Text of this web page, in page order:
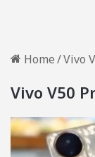
Home/Vivo
Vivo V50